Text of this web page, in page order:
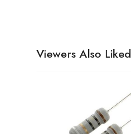
Viewers Also Liked